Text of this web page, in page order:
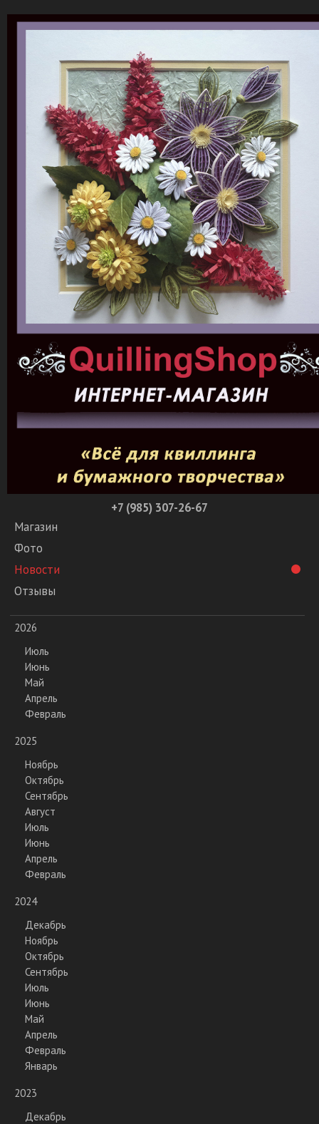
+7 (985) 307-26-67
Магазин
Фото
Новости
Отзывы
2026
Июль
Июнь
Май
Апрель
Февраль
2025
Ноябрь
Октябрь
Сентябрь
Август
Июль
Июнь
Апрель
Февраль
2024
Декабрь
Ноябрь
Октябрь
Сентябрь
Июль
Июнь
Май
Апрель
Февраль
Январь
2023
Декабрь